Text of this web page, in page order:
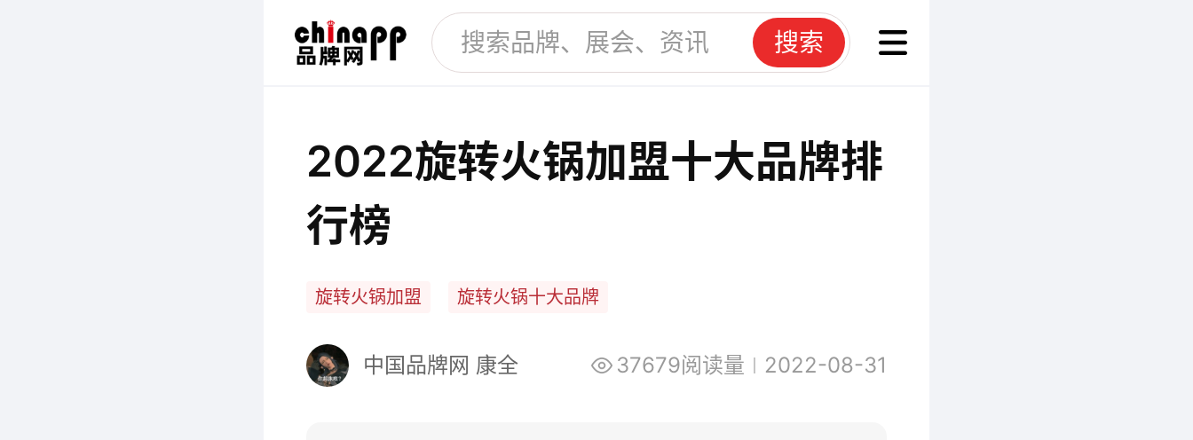
搜索
2022旋转火锅加盟十大品牌排
行榜
旋转火锅加盟 旋转火锅十大品牌
中国品牌网 康全 37679阅读量 2022-08-31